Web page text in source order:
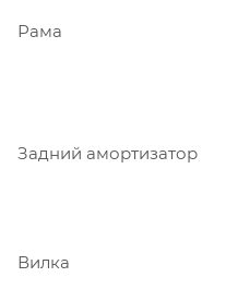
Рама
Задний амортизатор
Вилка